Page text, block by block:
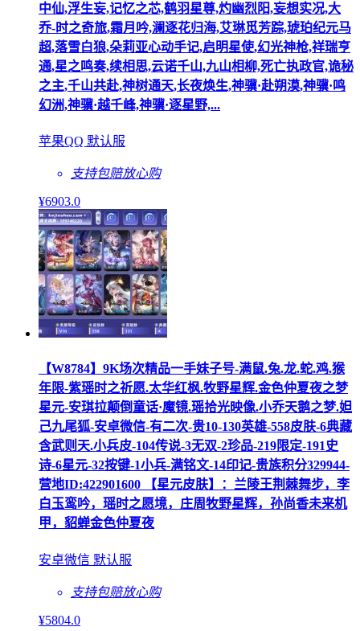
中仙,浮生妄,记忆之芯,鹤羽星尊,灼幽烈阳,妄想实况,大
乔-时之奇旅,霜月吟,澜逐花归海,艾琳觅芳踪,琥珀纪元马
超,落雪白狼,朵莉亚心动手记,启明星使,幻光神枪,祥瑞亨
通,星之鸣奏,续相思,云诺千山,九山相柳,死亡执政官,诡秘
之主,千山共赴,神树通天,长夜焕生,神骥·赴朔漠,神骥·鸣
幻洲,神骥·越千峰,神骥·逐星野,...
苹果QQ 默认服
支持包赔放心购
¥6903.0
【W8784】9K场次精品一手妹子号-满鼠.兔.龙.蛇.鸡.猴
年限-紫瑶时之祈愿.太华红枫.牧野星辉.金色仲夏夜之梦
星元-安琪拉颠倒童话·魔镜.瑶拾光映像.小乔天鹅之梦.妲
己九尾狐-安卓微信-有二次-贵10-130英雄-558皮肤-6典藏
含武则天.小兵皮-104传说-3无双-2珍品-219限定-191史
诗-6星元-32按键-1小兵-满铭文-14印记-贵族积分329944-
营地ID:422901600 【星元皮肤】：兰陵王荆棘舞步，李
白玉鸾吟，瑶时之愿境，庄周牧野星辉，孙尚香未来机
甲，貂蝉金色仲夏夜
安卓微信 默认服
支持包赔放心购
¥5804.0